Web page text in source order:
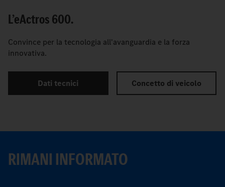
L’eActros 600.
Convince per la tecnologia all'avanguardia e la forza
innovativa.
Dati tecnici Concetto di veicolo
RIMANI INFORMATO